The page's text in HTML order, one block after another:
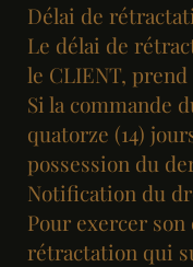
Délai de
Le délai de
le CLIENT,
Si la commande
quatorze (14)
possession du
Notification du
Pour exercer
rétractation qui